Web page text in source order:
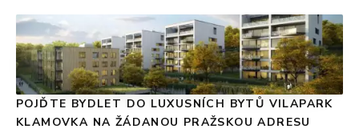
POJĎTE BYDLET DO LUXUSNÍCH BYTŮ VILAPARK
KLAMOVKA NA ŽÁDANOU PRAŽSKOU ADRESU